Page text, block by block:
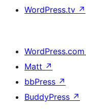
WordPress.tv ↗
WordPress.com
Matt ↗
bbPress ↗
BuddyPress ↗